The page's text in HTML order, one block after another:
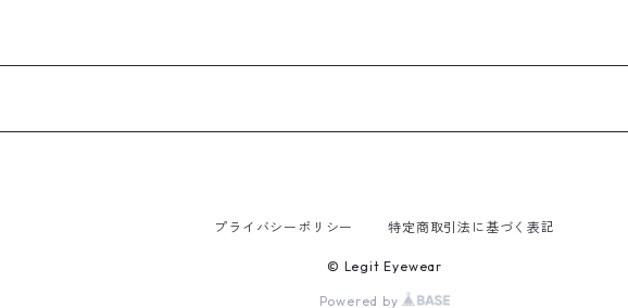
プライバシーポリシー 特定商取引法に基づく表記
© Legit Eyewear
Powered by